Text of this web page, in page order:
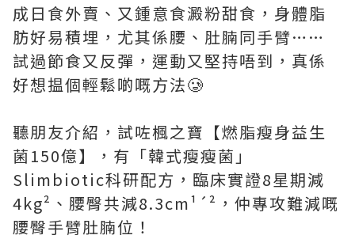
成日食外賣、又鍾意食澱粉甜食，身體脂
肪好易積埋，尤其係腰、肚腩同手臂……
試過節食又反彈，運動又堅持唔到，真係
好想揾個輕鬆啲嘅方法🥲
聽朋友介紹，試咗楓之寶【燃脂瘦身益生
菌150億】，有「韓式瘦瘦菌」
Slimbiotic科研配方，臨床實證8星期減
4kg²、腰臀共減8.3cm¹´²，仲專攻難減嘅
腰臀手臂肚腩位！